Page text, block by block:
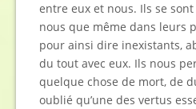
entre eux et nous. Ils se
nous que même dans leurs
pour ainsi dire inexistants,
du tout avec eux. Ils nous
quelque chose de mort, de
oublié qu’une des vertus